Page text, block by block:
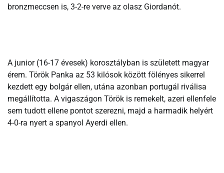
bronzmeccsen is, 3-2-re verve az olasz Giordanót.
A junior (16-17 évesek) korosztályban is született magyar
érem. Török Panka az 53 kilósok között fölényes sikerrel
kezdett egy bolgár ellen, utána azonban portugál riválisa
megállította. A vigaszágon Török is remekelt, azeri ellenfele
sem tudott ellene pontot szerezni, majd a harmadik helyért
4-0-ra nyert a spanyol Ayerdi ellen.